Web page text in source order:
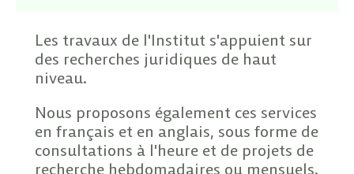
Les travaux de l'Institut s'appuient sur
des recherches juridiques de haut
niveau.
Nous proposons également ces services
en français et en anglais, sous forme de
consultations à l'heure et de projets de
recherche hebdomadaires ou mensuels.